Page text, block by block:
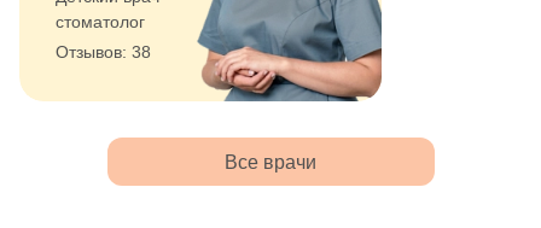
стоматолог
Отзывов: 38
Все врачи